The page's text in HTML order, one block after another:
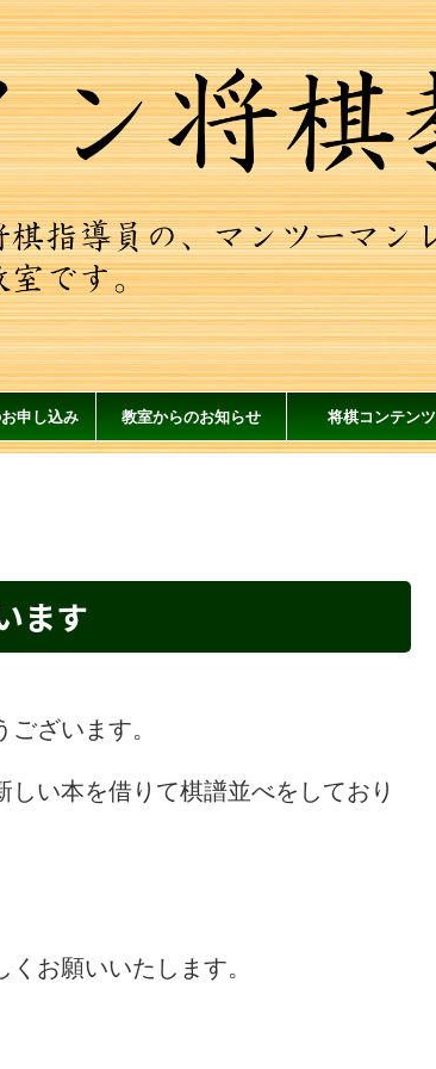
申し込み 教室からのお知らせ 将棋コンテンツ
ます
ざいます。
い本を借りて棋譜並べをしており
お願いいたします。